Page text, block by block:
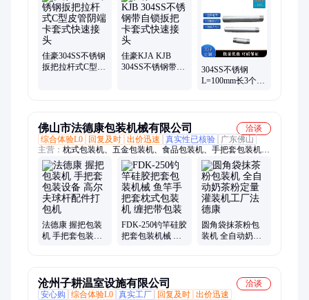
门、不锈钢二次门、碳钢对焊截止针型阀、碳钢外螺纹针型阀、
卡套式气源球阀、外螺纹带活接对焊球阀、对焊直通终端接头、
针型阀、中间管箍接头、直通活接头、焊接气源球阀、Y型过滤
器、不锈钢法兰球阀、单向止回阀、内螺纹截止阀、单头外丝短
接短管、气动限流调节阀、球阀
佳豪304SS不锈钢
扳把拉杆式C型皮
佳豪KJA KJB
304SS不锈钢带自
304SS不锈钢
L=100mm长3个厚
佛山市法德康包装机械有限公司
洽谈
综合体验L0
回复及时 出价迅速 真实性已核验
广东佛山
主营： 枕式包装机、五金包装机、食品包装机、手把套包装机、
立式包装机、粉末包装机、颗粒包装机、液体包装机、酱料包装
机、定量包装机、点数包装机
法德康 握把包装
机 手把套包装设
FDK-250钓竿硅胶
把套包装机械 鱼
圆角袋抹茶粉包
装机 全自动奶茶
沧州子耕温室设施有限公司
洽谈
安心购
综合体验L0 真实工厂 回复及时 出价迅速